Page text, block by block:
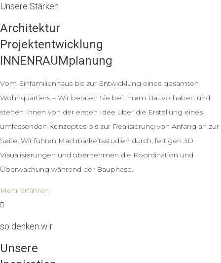
Unsere Stärken
Architektur
Projektentwicklung
INNENRAUMplanung
Vom Einfamilienhaus bis zur Entwicklung eines gesamten
Wohnquartiers – Wir beraten Sie bei Ihrem Bauvorhaben und
stehen Ihnen von der ersten Idee über die Erstellung eines
umfassenden Konzeptes bis zur Realisierung von Anfang an zur
Seite. Wir führen Machbarkeitsstudien durch, fertigen 3D
Visualisierungen und übernehmen die Koordination und
Überwachung während der Bauphase.
Mehr erfahren
so denken wir
Unsere